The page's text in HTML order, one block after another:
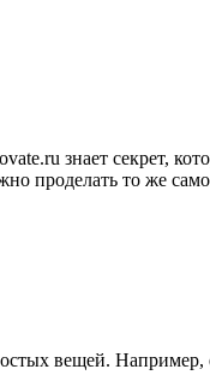
знает секрет,
проделать то же
вещей.